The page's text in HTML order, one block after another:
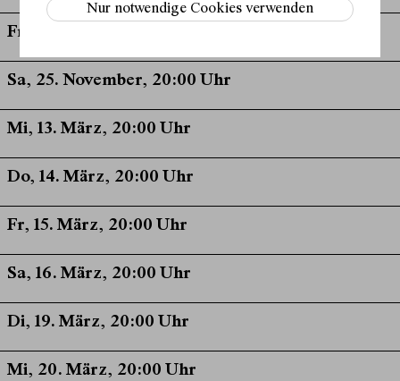
Fr, 24. November, 20:00 Uhr
Sa, 25. November, 20:00 Uhr
Mi, 13. März, 20:00 Uhr
Do, 14. März, 20:00 Uhr
Fr, 15. März, 20:00 Uhr
Sa, 16. März, 20:00 Uhr
Di, 19. März, 20:00 Uhr
Mi, 20. März, 20:00 Uhr
Nur notwendige Cookies verwenden